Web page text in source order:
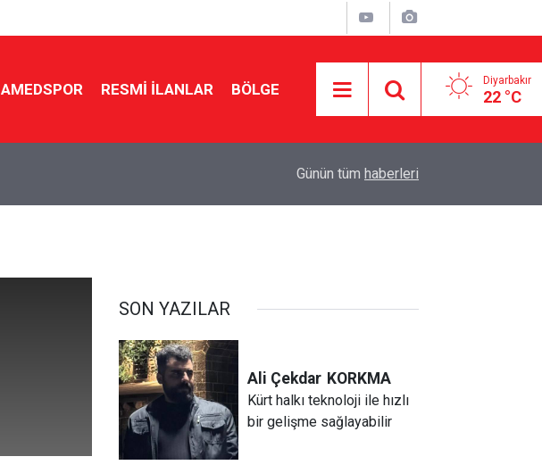
AMEDSPOR RESMI İLANLAR BÖLGE Diyarbakır
22 °C
Cumhurbaşkanı Erdoğan Suudi Arabistan’a
Günün tüm haberleri
SON YAZILAR
Ali Çekdar KORKMA
Kürt halkı teknoloji ile hızlı
bir gelişme sağlayabilir